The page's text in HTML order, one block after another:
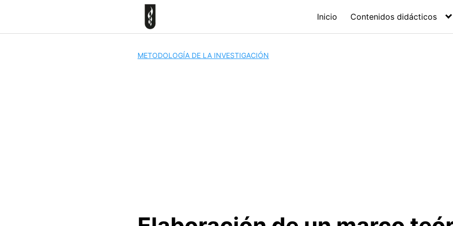
Inicio Contenidos didácticos
METODOLOGÍA DE LA INVESTIGACIÓN